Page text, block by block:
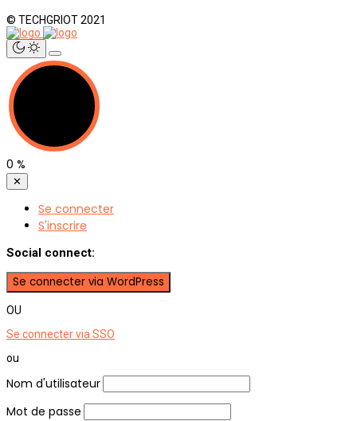
© TECHGRIOT 2021
0 %
✕
Se connecter
S'inscrire
Social connect:
OU
Se connecter via SSO
ou
Nom d'utilisateur
Mot de passe